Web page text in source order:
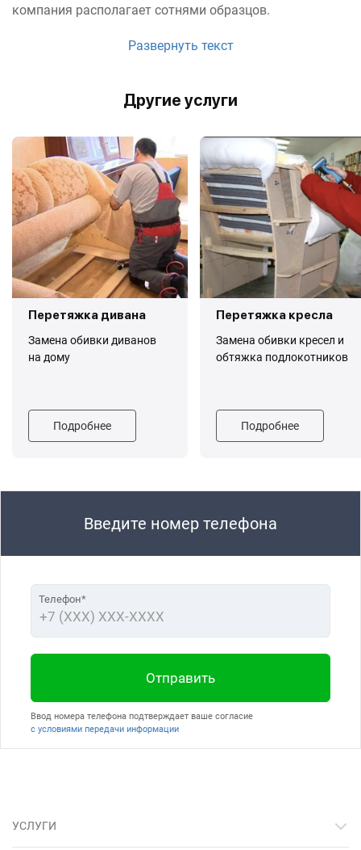
компания располагает сотнями образцов.
Развернуть текст
Другие услуги
Перетяжка дивана
Замена обивки диванов
на дому
Подробнее
Перетяжка кресла
Замена обивки кресел и
обтяжка подлокотников
Подробнее
Введите номер телефона
Телефон*
Ввод номера телефона подтверждает ваше согласие
с условиями передачи информации
Отправить
УСЛУГИ